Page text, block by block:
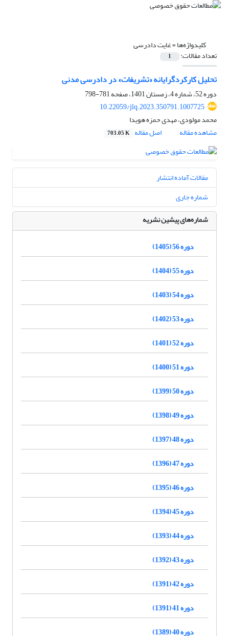
کلیدواژه‌ها =غایت دادرسی
تعداد مقالات: 1
تحلیل کارکردگرایانه «تشریفات» در دادرسی مدنی
دوره 52، شماره 4، زمستان 1401، صفحه
781-798
10.22059/jlq.2023.350791.1007725
محمد مولودی، مهدی حمزه هویدا
مشاهده مقاله
اصل مقاله 703.05 K
مقالات آماده انتشار
شماره جاری
شماره‌های پیشین نشریه
دوره 56 (1405)
دوره 55 (1404)
دوره 54 (1403)
دوره 53 (1402)
دوره 52 (1401)
دوره 51 (1400)
دوره 50 (1399)
دوره 49 (1398)
دوره 48 (1397)
دوره 47 (1396)
دوره 46 (1395)
دوره 45 (1394)
دوره 44 (1393)
دوره 43 (1392)
دوره 42 (1391)
دوره 41 (1391)
دوره 40 (1389)